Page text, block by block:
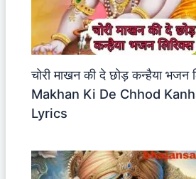
चोरी माखन की दे छोड़ कन्हैया
Makhan Ki De Chhod
Lyrics